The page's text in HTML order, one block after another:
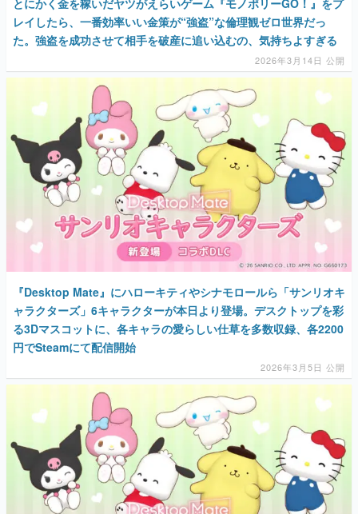
とにかく金を稼いだヤツがえらいゲーム『モノポリーGO！』をプ
レイしたら、一番効率いい金策が“強盗”な倫理観ゼロ世界だっ
た。強盗を成功させて相手を破産に追い込むの、気持ちよすぎる
2026年3月14日 公開
『Desktop Mate』にハローキティやシナモロールら「サンリオキ
ャラクターズ」6キャラクターが本日より登場。デスクトップを彩
る3Dマスコットに、各キャラの愛らしい仕草を多数収録、各2200
円でSteamにて配信開始
2026年3月5日 公開